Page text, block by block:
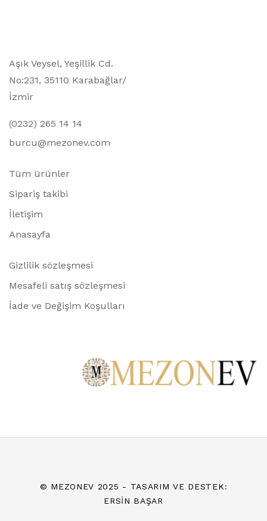
Aşık Veysel, Yeşillik Cd.
No:231, 35110 Karabağlar/
İzmir
(0232) 265 14 14
burcu@mezonev.com
Tüm ürünler
Sipariş takibi
İletişim
Anasayfa
Gizlilik sözleşmesi
Mesafeli satış sözleşmesi
İade ve Değişim Koşulları
© MEZONEV 2025 - TASARIM VE DESTEK:
ERSIN BAŞAR